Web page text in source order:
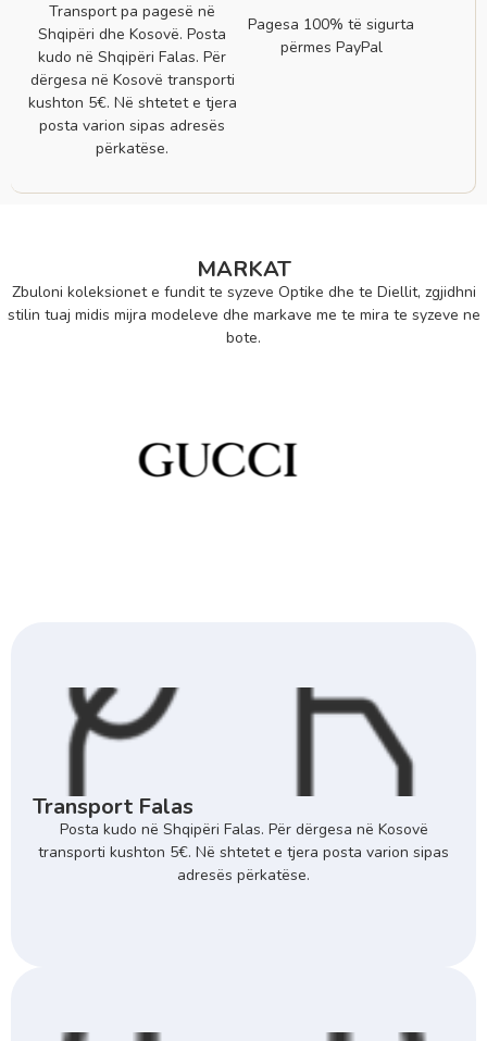
Transport pa pagesë në
Shqipëri dhe Kosovë. Posta
kudo në Shqipëri Falas. Për
dërgesa në Kosovë transporti
kushton 5€. Në shtetet e tjera
posta varion sipas adresës
përkatëse.
Pagesa 100% të sigurta
përmes PayPal
MARKAT
Zbuloni koleksionet e fundit te syzeve Optike dhe te Diellit, zgjidhni
stilin tuaj midis mijra modeleve dhe markave me te mira te syzeve ne
bote.
Transport Falas
Posta kudo në Shqipëri Falas. Për dërgesa në Kosovë
transporti kushton 5€. Në shtetet e tjera posta varion sipas
adresës përkatëse.